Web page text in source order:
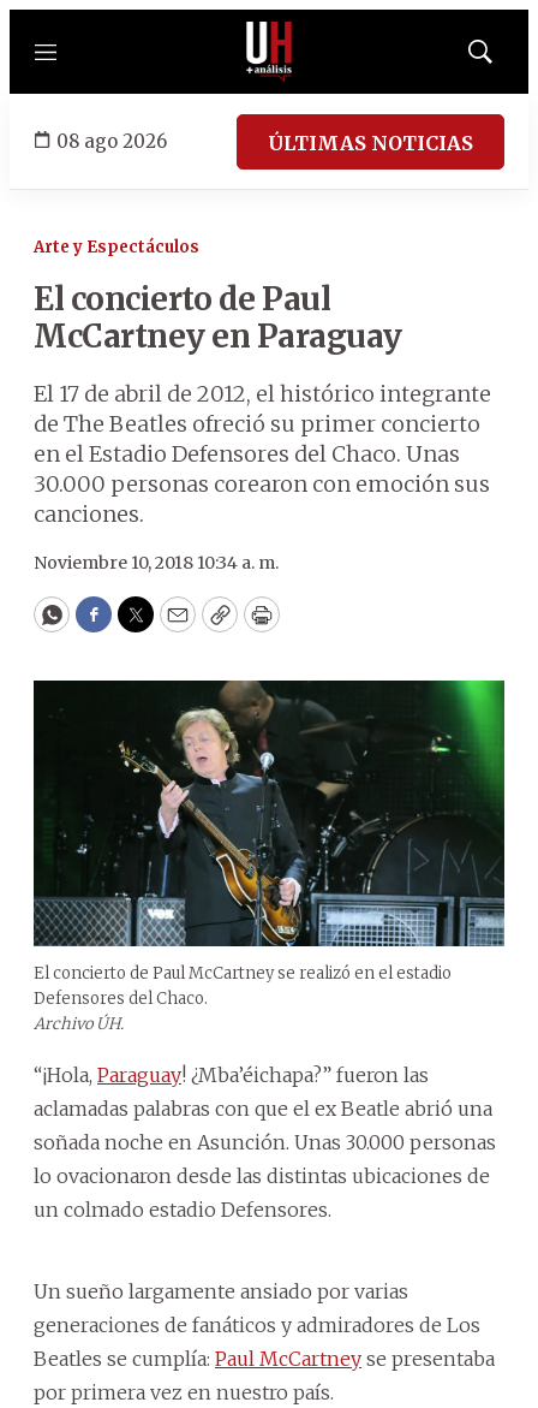
Menú
Mostrar
08 ago 2026 ÚLTIMAS NOTICIAS
Arte y Espectáculos
El concierto de Paul
McCartney en Paraguay
El 17 de abril de 2012, el histórico integrante
de The Beatles ofreció su primer concierto
en el Estadio Defensores del Chaco. Unas
30.000 personas corearon con emoción sus
canciones.
Noviembre 10, 2018 10:34 a. m.
WhatsApp
Facebook
Twitter
EmailCopyPrint
El concierto de Paul McCartney se realizó en el estadio
Defensores del Chaco.
Archivo ÚH.
“¡Hola, Paraguay! ¿Mba’éichapa?” fueron las
aclamadas palabras con que el ex Beatle abrió una
soñada noche en Asunción. Unas 30.000 personas
lo ovacionaron desde las distintas ubicaciones de
un colmado estadio Defensores.
Un sueño largamente ansiado por varias
generaciones de fanáticos y admiradores de Los
Beatles se cumplía: Paul McCartney se presentaba
por primera vez en nuestro país.